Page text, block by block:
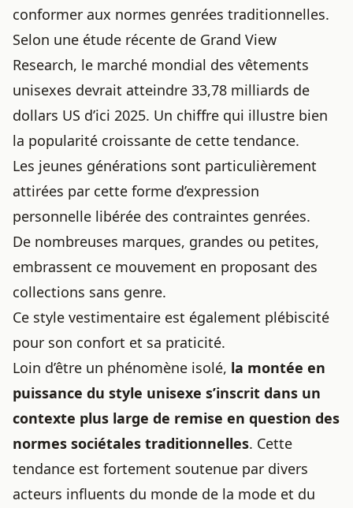
conformer aux normes genrées traditionnelles.
Selon une étude récente de Grand View
Research, le marché mondial des vêtements
unisexes devrait atteindre 33,78 milliards de
dollars US d’ici 2025. Un chiffre qui illustre bien
la popularité croissante de cette tendance.
Les jeunes générations sont particulièrement
attirées par cette forme d’expression
personnelle libérée des contraintes genrées.
De nombreuses marques, grandes ou petites,
embrassent ce mouvement en proposant des
collections sans genre.
Ce style vestimentaire est également plébiscité
pour son confort et sa praticité.
Loin d’être un phénomène isolé, la montée en
puissance du style unisexe s’inscrit dans un
contexte plus large de remise en question des
normes sociétales traditionnelles. Cette
tendance est fortement soutenue par divers
acteurs influents du monde de la mode et du